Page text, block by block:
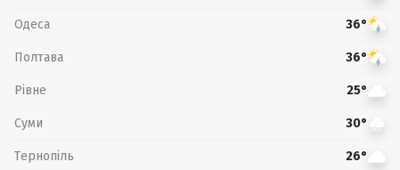
Одеса 36°
Полтава 36°
Рівне 25°
Суми 30°
Тернопіль 26°